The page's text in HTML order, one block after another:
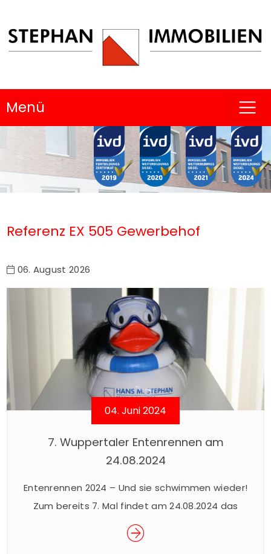
Menü
Referenz EX 505 Gewerbehof
06. August 2026
04. Juni 2024
7. Wuppertaler Entenrennen am
24.08.2024
Entenrennen 2024 – Und sie schwimmen wieder!
Zum bereits 7. Mal findet am 24.08.2024 das
beliebte Wuppertaler Entenrennen im Rahmen
des Sommerfestes der Junior Uni statt. Das